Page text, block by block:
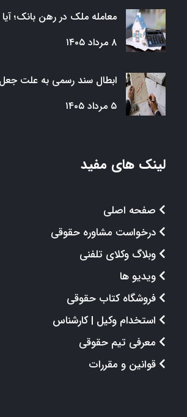
معامله ملک در رهن بانک؛
۸ مرداد ۱۴۰۵
ابطال سند رسمی به علت جعل
۵ مرداد ۱۴۰۵
لینک های مفید
صفحه اصلی
درخواست مشاوره حقوقی
وبلاگ وکلای تلفنی
ویدیو ها
فروشگاه کتاب حقوقی
استخدام وکیل | کارشناس
معرفی تیم حقوقی
قوانین و مقررات